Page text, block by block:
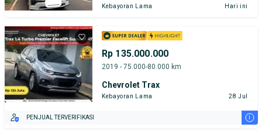
Kebayoran Lama Hari ini
Rp 135.000.000
2019 - 75.000-80.000 km
Chevrolet Trax
Kebayoran Lama 28 Jul
PENJUAL TERVERIFIKASI i